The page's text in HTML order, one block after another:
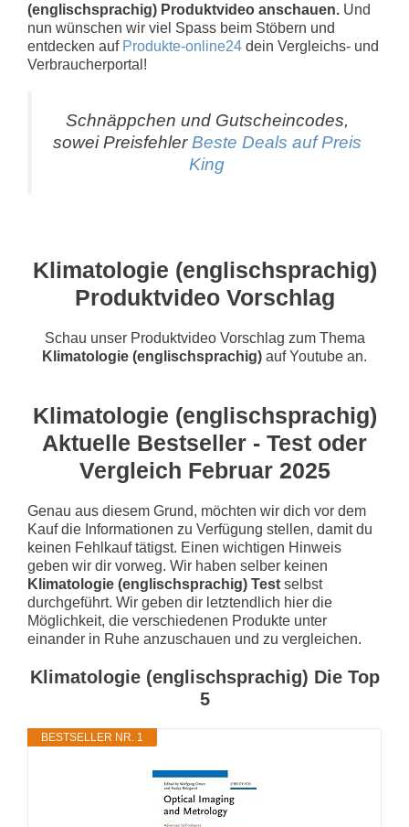
(englischsprachig) Produktvideo anschauen. Und
nun wünschen wir viel Spass beim Stöbern und
entdecken auf Produkte-online24 dein Vergleichs- und
Verbraucherportal!
Schnäppchen und Gutscheincodes,
sowei Preisfehler Beste Deals auf Preis
King
Klimatologie (englischsprachig)
Produktvideo Vorschlag
Schau unser Produktvideo Vorschlag zum Thema
Klimatologie (englischsprachig) auf Youtube an.
Klimatologie (englischsprachig)
Aktuelle Bestseller - Test oder
Vergleich Februar 2025
Genau aus diesem Grund, möchten wir dich vor dem
Kauf die Informationen zu Verfügung stellen, damit du
keinen Fehlkauf tätigst. Einen wichtigen Hinweis
geben wir dir vorweg. Wir haben selber keinen
Klimatologie (englischsprachig) Test selbst
durchgeführt. Wir geben dir letztendlich hier die
Möglichkeit, die verschiedenen Produkte unter
einander in Ruhe anzuschauen und zu vergleichen.
Klimatologie (englischsprachig) Die Top
5
BESTSELLER NR. 1